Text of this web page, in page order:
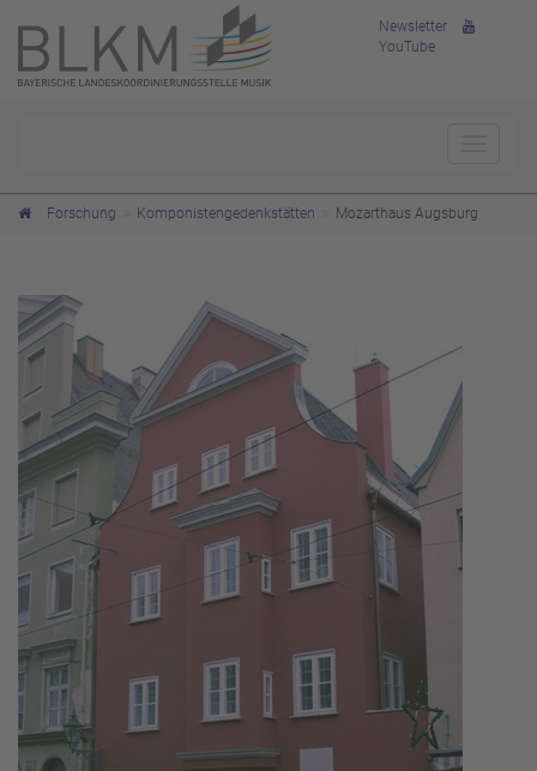
Newsletter
YouTube
Forschung Komponistengedenkstätten Mozarthaus Augsburg